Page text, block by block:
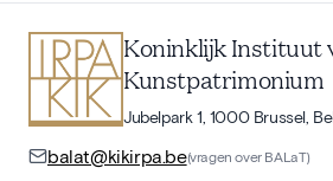
Koninklijk Instituut
Kunstpatrimonium
Jubelpark 1, 1000 Brussel,
balat@kikirpa.be(vragen over BALaT)